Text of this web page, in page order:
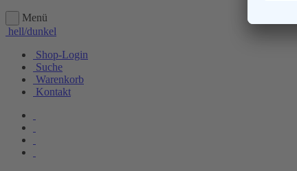
Menü
hell/dunkel
Shop-Login
Suche
Warenkorb
Kontakt